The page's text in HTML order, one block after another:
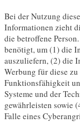
Bei der Nutzung
Informationen zieht
die betroffene
benötigt, um (1) die
auszuliefern, (2) die
Werbung für diese
Funktionsfähigkeit
Systeme und der
gewährleisten sowie
Falle eines